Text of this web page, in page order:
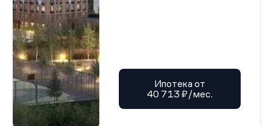
Ипотека от
40 713 ₽/мес.